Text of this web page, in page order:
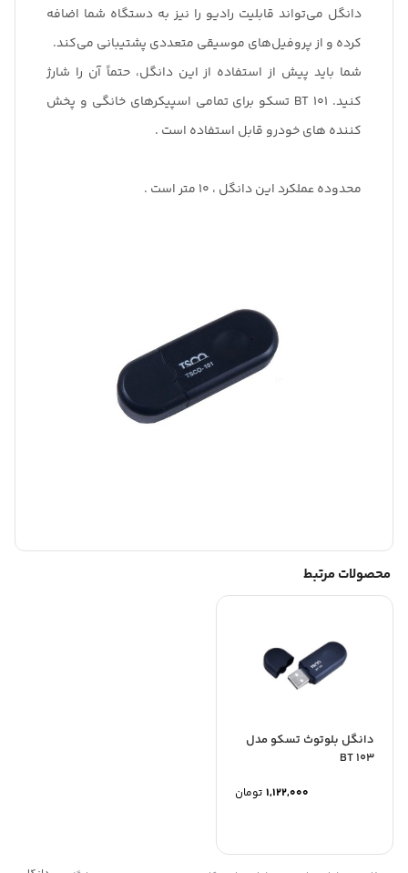
دانگل می‌تواند قابلیت رادیو را نیز به دستگاه شما اضافه
کرده و از پروفیل‌های موسیقی متعددی پشتیبانی می‌کند.
شما باید پیش از استفاده از این دانگل، حتماً آن را شارژ
کنید. BT 101 تسکو برای تمامی اسپیکرهای خانگی و پخش
کننده های خودرو قابل استفاده است .
محدوده عملکرد این دانگل ، 10 متر است .
محصولات مرتبط
دانگل بلوتوث تسکو مدل
BT 103
تومان